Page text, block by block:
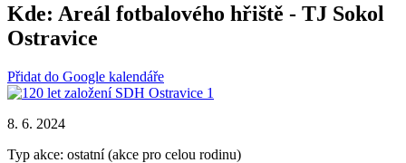
Kde: Areál fotbalového hřiště - TJ Sokol
Ostravice
Přidat do Google kalendáře
8. 6. 2024
Typ akce: ostatní (akce pro celou rodinu)